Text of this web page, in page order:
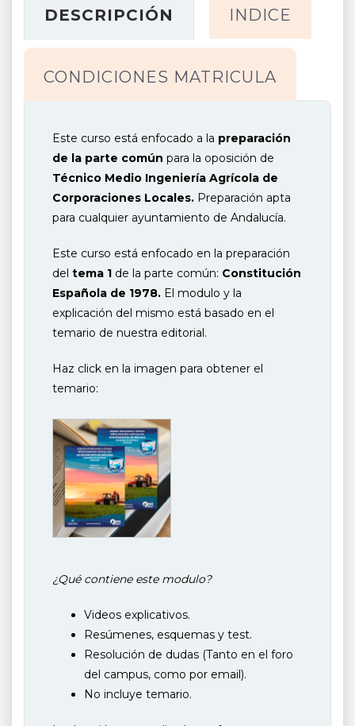
DESCRIPCIÓN INDICE
CONDICIONES MATRICULA
Este curso está enfocado a la preparación
de la parte común para la oposición de
Técnico Medio Ingeniería Agrícola de
Corporaciones Locales. Preparación apta
para cualquier ayuntamiento de Andalucía.
Este curso está enfocado en la preparación
del tema 1 de la parte común: Constitución
Española de 1978. El modulo y la
explicación del mismo está basado en el
temario de nuestra editorial.
Haz click en la imagen para obtener el
temario:
¿Qué contiene este modulo?
Videos explicativos.
Resúmenes, esquemas y test.
Resolución de dudas (Tanto en el foro
del campus, como por email).
No incluye temario.